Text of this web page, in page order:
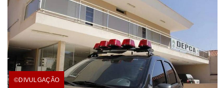
©DIVULGAÇÃO